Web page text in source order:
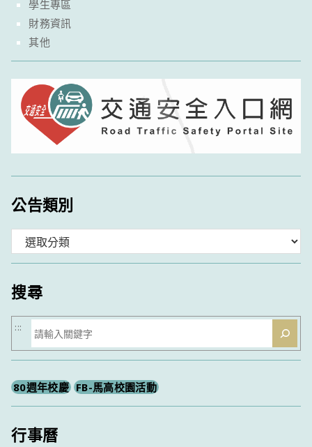
學生專區
財務資訊
其他
公告類別
類
搜尋
搜
尋
:::
80週年校慶 FB-馬高校園活動
行事曆